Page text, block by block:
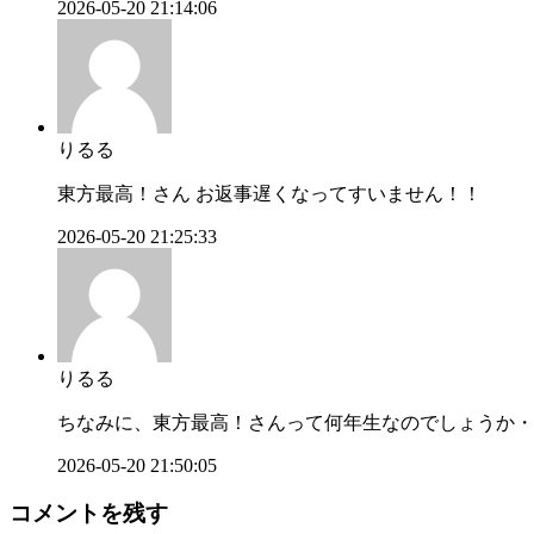
2026-05-20 21:14:06
りるる
東方最高！さん お返事遅くなってすいません！！
2026-05-20 21:25:33
りるる
ちなみに、東方最高！さんって何年生なのでしょうか
2026-05-20 21:50:05
コメントを残す